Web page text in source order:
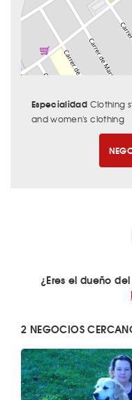
Especialidad Clothing
and women's clothing
¿Eres el dueño
2 NEGOCIOS